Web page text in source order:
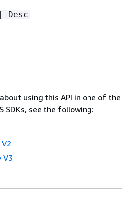
Desc
using this API in one of the
SDKs, see the following:
V3